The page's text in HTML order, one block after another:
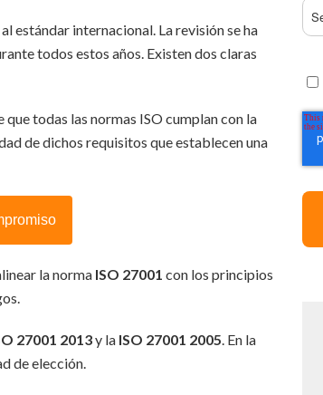
estándar internacional. La revisión se ha
todos estos años. Existen dos claras
todas las normas ISO cumplan con la
de dichos requisitos que establecen una
la norma ISO 27001 con los principios
27001 2013y la ISO 27001 2005. En la
de elección.